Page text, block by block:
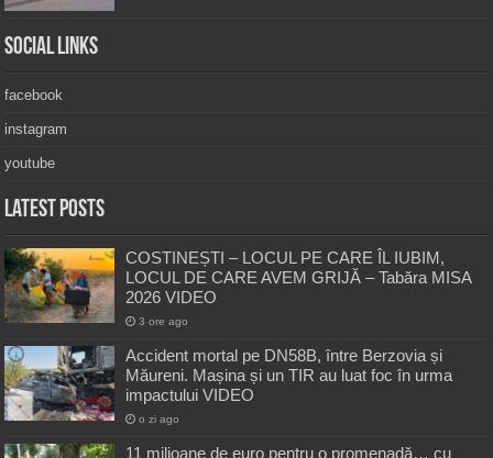
Social Links
facebook
instagram
youtube
Latest Posts
COSTINEȘTI – LOCUL PE CARE ÎL IUBIM,
LOCUL DE CARE AVEM GRIJĂ – Tabăra MISA
2026 VIDEO
3 ore ago
Accident mortal pe DN58B, între Berzovia și
Măureni. Mașina și un TIR au luat foc în urma
impactului VIDEO
o zi ago
11 milioane de euro pentru o promenadă… cu